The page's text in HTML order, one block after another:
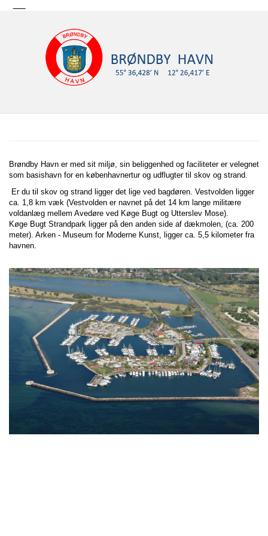
Brøndby Havn er med sit miljø, sin beliggenhed og faciliteter er velegnet
som basishavn for en københavnertur og udflugter til skov og strand.
Er du til skov og strand ligger det lige ved bagdøren. Vestvolden ligger
ca. 1,8 km væk (Vestvolden er navnet på det 14 km lange militære
voldanlæg mellem Avedøre ved Køge Bugt og Utterslev Mose).
Køge Bugt Strandpark ligger på den anden side af dækmolen, (ca. 200
meter). Arken - Museum for Moderne Kunst, ligger ca. 5,5 kilometer fra
havnen.